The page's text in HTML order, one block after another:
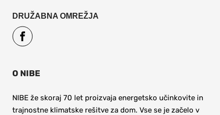
O NIBE
NIBE že skoraj 70 let proizvaja energetsko učinkovite in
trajnostne klimatske rešitve za dom. Vse se je začelo v
DRUŽABNA OMREŽJA